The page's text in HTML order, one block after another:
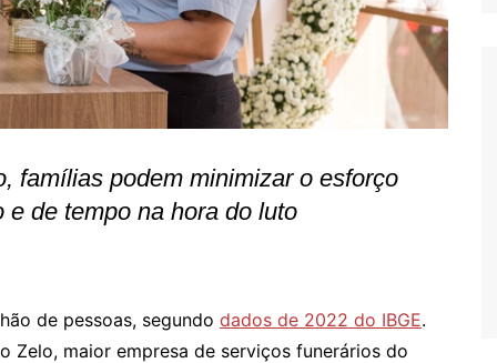
famílias podem minimizar o esforço
de tempo na hora do luto
de pessoas, segundo dados de 2022 do IBGE.
maior empresa de serviços funerários do